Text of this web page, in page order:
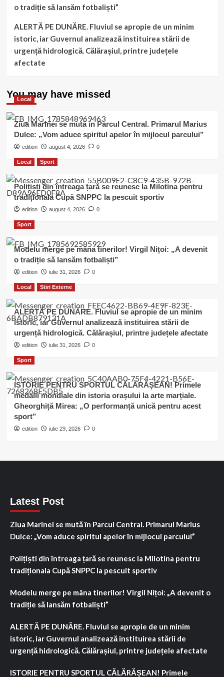
o tradiție să lansăm fotbaliști”
ALERTĂ PE DUNĂRE. Fluviul se apropie de un minim
istoric, iar Guvernul analizează instituirea stării de
urgență hidrologică. Călărașiul, printre județele
afectate
You may have missed
Local
Ziua Marinei se mută în Parcul Central. Primarul Marius
Dulce: „Vom aduce spiritul apelor în mijlocul parcului”
edition august 4, 2026 0
Local Sport
Polițiști din întreaga țară se reunesc la Milotina pentru
tradiționala Cupă SNPPC la pescuit sportiv
edition august 4, 2026 0
Sport
Modelu merge pe mâna tinerilor! Virgil Nițoi: „A devenit
o tradiție să lansăm fotbaliști”
edition iulie 31, 2026 0
Local Stiri Externe
ALERTĂ PE DUNĂRE. Fluviul se apropie de un minim
istoric, iar Guvernul analizează instituirea stării de
urgență hidrologică. Călărașiul, printre județele afectate
edition iulie 31, 2026 0
Sport
ISTORIE PENTRU SPORTUL CĂLĂRĂȘEAN! Primele
medalii mondiale din istoria orașului la arte marțiale.
Gheorghiță Mirea: „O performanță unică pentru acest
sport”
edition iulie 29, 2026 0
Latest Post
Ziua Marinei se mută în Parcul Central. Primarul Marius
Dulce: „Vom aduce spiritul apelor în mijlocul parcului”
Polițiști din întreaga țară se reunesc la Milotina pentru
tradiționala Cupă SNPPC la pescuit sportiv
Modelu merge pe mâna tinerilor! Virgil Nițoi: „A devenit o
tradiție să lansăm fotbaliști”
ALERTĂ PE DUNĂRE. Fluviul se apropie de un minim
istoric, iar Guvernul analizează instituirea stării de
urgență hidrologică. Călărașiul, printre județele afectate
ISTORIE PENTRU SPORTUL CĂLĂRĂȘEAN! Primele